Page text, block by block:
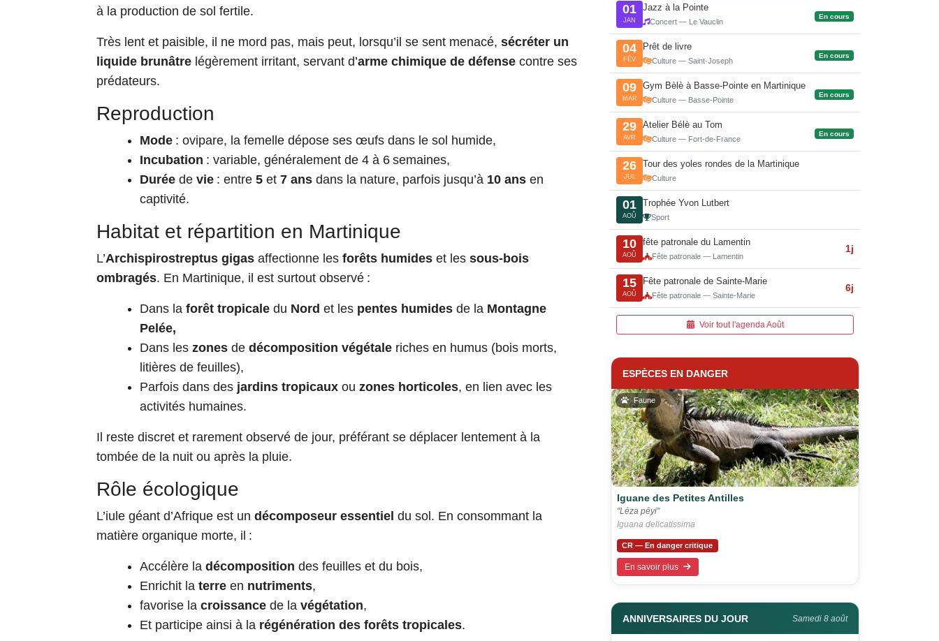
à la production de sol fertile.
Très lent et paisible, il ne mord pas, mais peut, lorsqu’il se sent menacé, sécréter un
liquide brunâtre légèrement irritant, servant d’arme chimique de défense contre ses
prédateurs.
Reproduction
Mode : ovipare, la femelle dépose ses œufs dans le sol humide,
Incubation : variable, généralement de 4 à 6 semaines,
Durée de vie : entre 5 et 7 ans dans la nature, parfois jusqu’à 10 ans en
captivité.
Habitat et répartition en Martinique
L’Archispirostreptus gigas affectionne les forêts humides et les sous-bois
ombragés. En Martinique, il est surtout observé :
Dans la forêt tropicale du Nord et les pentes humides de la Montagne
Pelée,
Dans les zones de décomposition végétale riches en humus (bois morts,
litières de feuilles),
Parfois dans des jardins tropicaux ou zones horticoles, en lien avec les
activités humaines.
Il reste discret et rarement observé de jour, préférant se déplacer lentement à la
tombée de la nuit ou après la pluie.
Rôle écologique
L’iule géant d’Afrique est un décomposeur essentiel du sol. En consommant la
matière organique morte, il :
Accélère la décomposition des feuilles et du bois,
Enrichit la terre en nutriments,
favorise la croissance de la végétation,
Et participe ainsi à la régénération des forêts tropicales.
01
JAN
Jazz à la Pointe
Concert — Le Vauclin
En cours
04
FÉV
Prêt de livre
Culture — Saint-Joseph
En cours
09
MAR
Gym Bèlè à Basse-Pointe en Martinique
Culture — Basse-Pointe
En cours
29
AVR
Atelier Bélè au Tom
Culture — Fort-de-France
En cours
26
JUL
Tour des yoles rondes de la Martinique
Culture
01
AOÛ
Trophée Yvon Lutbert
Sport
10
AOÛ
fête patronale du Lamentin
Fête patronale — Lamentin
1j
15
AOÛ
Fête patronale de Sainte-Marie
Fête patronale — Sainte-Marie
6j
Voir tout l'agenda Août
ESPÈCES EN DANGER
Faune
Iguane des Petites Antilles
"Léza péyi"
Iguana delicatissima
CR — En danger critique
En savoir plus
ANNIVERSAIRES DU JOUR Samedi 8 août